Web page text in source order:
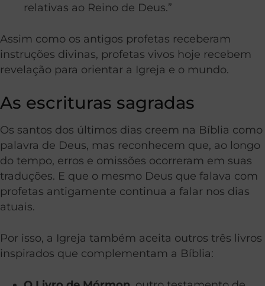
relativas ao Reino de Deus.”
Assim como os antigos profetas receberam
instruções divinas, profetas vivos hoje recebem
revelação para orientar a Igreja e o mundo.
As escrituras sagradas
Os santos dos últimos dias creem na Bíblia como
palavra de Deus, mas reconhecem que, ao longo
do tempo, erros e omissões ocorreram em suas
traduções. E que o mesmo Deus que falava com
profetas antigamente continua a falar nos dias
atuais.
Por isso, a Igreja também aceita outros três livros
inspirados que complementam a Bíblia: